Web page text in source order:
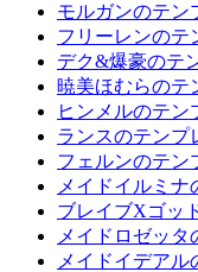
モルガンのテン
フリーレンのテ
デク&爆豪のテ
暁美ほむらのテ
ヒンメルのテン
ランスのテンプ
フェルンのテン
メイドイルミナ
ブレイブXゴッ
メイドロゼッタ
メイドイデアル